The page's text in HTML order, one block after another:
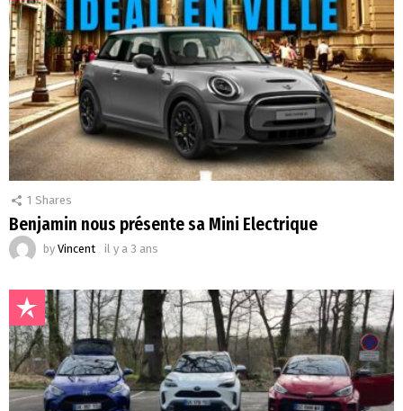
1 Shares
Benjamin nous présente sa Mini Electrique
by Vincent il y a 3 ans